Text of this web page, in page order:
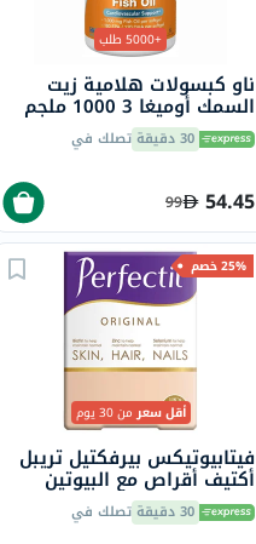
+5000 طلب
ناو كبسولات هلامية زيت
السمك أوميغا 3 1000 ملجم
180 EPA / 120 DHA حزمة من
100 30 دقيقة تصلك في
54.45
99
25% خصم
أقل سعرمن 30 يوم
فيتابيوتيكس بيرفكتيل تريبل
أكتيف أقراص مع البيوتين
والزنك والسيلينيوم للبشرة
والشعر والأظافر، 30 قرص
30 دقيقة تصلك في